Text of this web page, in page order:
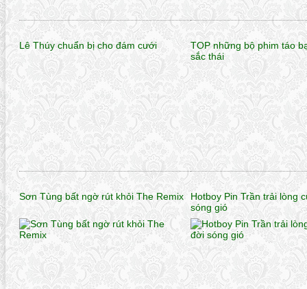
Lê Thúy chuẩn bị cho đám cưới
TOP những bộ phim táo
sắc thái
Sơn Tùng bất ngờ rút khỏi The Remix
Hotboy Pin Trần trải lòng
sóng gió